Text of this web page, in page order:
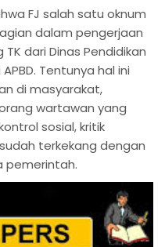
FJ salah satu oknum
dalam pengerjaan
dari Dinas Pendidikan
Tentunya hal ini
di masyarakat,
wartawan yang
sosial, kritik
terkekang dengan
pemerintah.